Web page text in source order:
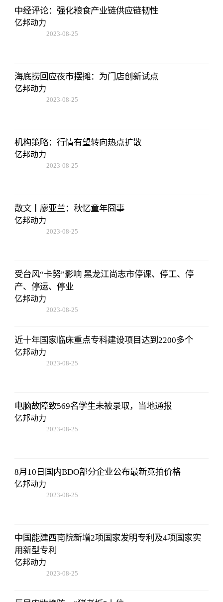
中经评论：强化粮食产业链供应链韧性
亿邦动力
2023-08-25
海底捞回应夜市摆摊：为门店创新试点
亿邦动力
2023-08-25
机构策略：行情有望转向热点扩散
亿邦动力
2023-08-25
散文丨廖亚兰：秋忆童年囧事
亿邦动力
2023-08-25
受台风“卡努”影响 黑龙江尚志市停课、停工、停
产、停运、停业
亿邦动力
2023-08-25
近十年国家临床重点专科建设项目达到2200多个
亿邦动力
2023-08-25
电脑故障致569名学生未被录取，当地通报
亿邦动力
2023-08-25
8月10日国内BDO部分企业公布最新竞拍价格
亿邦动力
2023-08-25
中国能建西南院新增2项国家发明专利及4项国家实
用新型专利
亿邦动力
2023-08-25